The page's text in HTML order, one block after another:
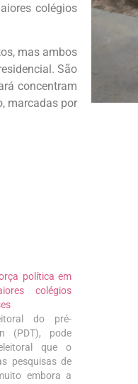
colégios
mas ambos
São
concentram
marcadas por
política em
colégios
do pré-
(PDT), pode
que o
pesquisas de
embora a